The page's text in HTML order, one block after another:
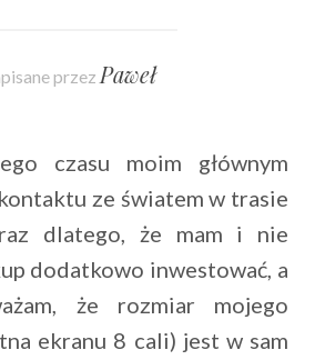
przez Paweł
czasu moim głównym
ze światem w trasie
dlatego, że mam i nie
dodatkowo inwestować, a
że rozmiar mojego
ekranu 8 cali) jest w sam